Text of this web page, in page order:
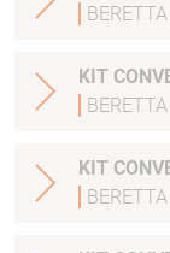
BERETTA
BERETTA
BERETTA